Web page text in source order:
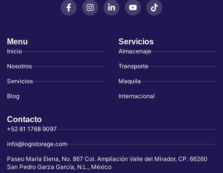
Menu
Inicio
Nosotros
Servicios
Blog
Servicios
Almacenaje
Transporte
Maquila
Internacional
Contacto
+52 81 1768 9097
info@logistorage.com
Paseo María Elena, No. 867 Col. Ampliación Valle del Mirador, CP. 66260
San Pedro Garza García, N.L., México